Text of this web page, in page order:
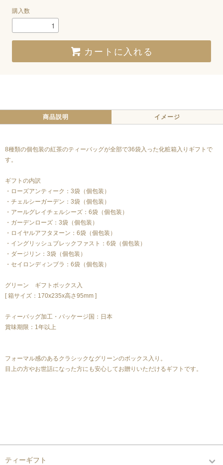
購入数
カートに入れる
商品説明 イメージ
8種類の個包装の紅茶のティーバッグが全部で36袋入った化粧箱入りギフトで
す。
ギフトの内訳
・ローズアンティーク：3袋（個包装）
・チェルシーガーデン：3袋（個包装）
・アールグレイチェルシーズ：6袋（個包装）
・ガーデンローズ：3袋（個包装）
・ロイヤルアフタヌーン：6袋（個包装）
・イングリッシュブレックファスト：6袋（個包装）
・ダージリン：3袋（個包装）
・セイロンディンブラ：6袋（個包装）
グリーン ギフトボックス入
[ 箱サイズ：170x235x高さ95mm ]
ティーバッグ加工・パッケージ国：日本
賞味期限：1年以上
フォーマル感のあるクラシックなグリーンのボックス入り。
目上の方やお世話になった方にも安心してお贈りいただけるギフトです。
ティーギフト